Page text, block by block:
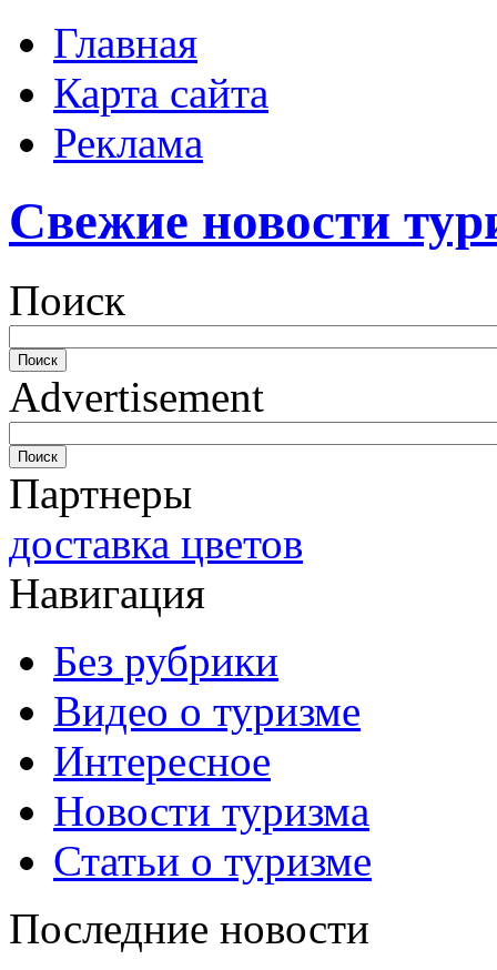
Главная
Карта сайта
Реклама
Свежие новости
Поиск
Advertisement
Партнеры
доставка цветов
Навигация
Без рубрики
Видео о туризме
Интересное
Новости туризма
Статьи о туризме
Последние новости